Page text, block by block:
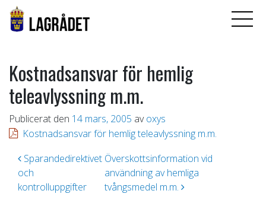
Kostnadsansvar för hemlig
teleavlyssning m.m.
Publicerat den 14 mars, 2005 av oxys
Kostnadsansvar för hemlig teleavlyssning m.m.
Inläggsnavigering
Sparandedirektivet
och
kontrolluppgifter
Överskottsinformation vid
användning av hemliga
tvångsmedel m.m.